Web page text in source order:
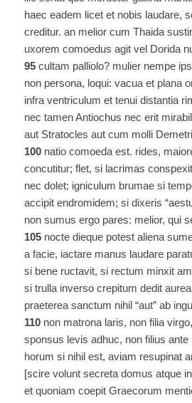
haec eadem licet et nobis laudare,
creditur. an melior cum Thaida
uxorem comoedus agit vel Dorida
95cultam palliolo? mulier nempe
non persona, loqui: vacua et plana
infra ventriculum et tenui distantia
nec tamen Antiochus nec erit
aut Stratocles aut cum molli
100natio comoeda est. rides,
concutitur; flet, si lacrimas
nec dolet; igniculum brumae si
accipit endromidem; si dixeris
non sumus ergo pares: melior, qui
105nocte dieque potest aliena
a facie, iactare manus laudare
si bene ructavit, si rectum minxit
si trulla inverso crepitum dedit
praeterea sanctum nihil “aut” ab
110non matrona laris, non filia
sponsus levis adhuc, non filius ante
horum si nihil est, aviam resupinat
[scire volunt secreta domus atque
et quoniam coepit Graecorum